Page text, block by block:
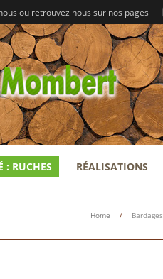
ou retrouvez nous sur nos pages
: RUCHES RÉALISATIONS
Home /